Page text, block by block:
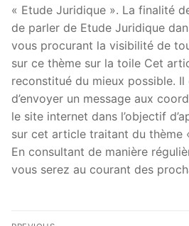
« Etude Juridique ». La finalité
de parler de Etude Juridique
vous procurant la visibilité de
sur ce thème sur la toile Cet
reconstitué du mieux possible.
d’envoyer un message aux
le site internet dans l’objectif
sur cet article traitant du thème
En consultant de manière
vous serez au courant des